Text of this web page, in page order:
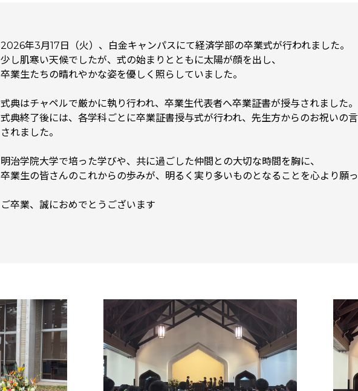
2026年3月17日（火）、白金キャンパスにて経済学部の卒業式が行われました。
少し肌寒い天候でしたが、式の始まりとともに太陽が顔を出し、
卒業生たちの晴れやかな姿を優しく照らしていました。
式典はチャペルで厳かに執り行われ、卒業生代表者へ卒業証書が授与されました。
式典終了後には、各学科ごとに卒業証書授与式が行われ、先生方からのお祝いの
されました。
明治学院大学で培った学びや、共に過ごした仲間との大切な時間を胸に、
卒業生の皆さんのこれからの歩みが、明るく実り多いものとなることを心より願っ
ご卒業、誠におめでとうございます